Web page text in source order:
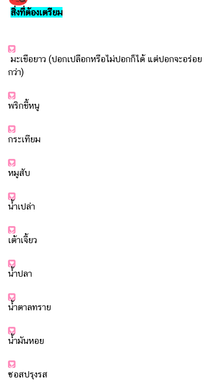
ช้อป
ปิ้ง
บ้าน
และ
ตกแต่ง
ราคา
วา
ไร
ตี้
เด็ก
เลี้ยง
บริการ
สิ่งที่ต้องเตรียม
มะเขือยาว (ปอกเปลือกหรือไม่ปอกก็ได้ แต่ปอกจะอร่อย
กว่า)
พริกขี้หนู
กระเทียม
หมูสับ
น้ำเปล่า
เต้าเจี้ยว
น้ำปลา
น้ำตาลทราย
น้ำมันหอย
ซอสปรุงรส